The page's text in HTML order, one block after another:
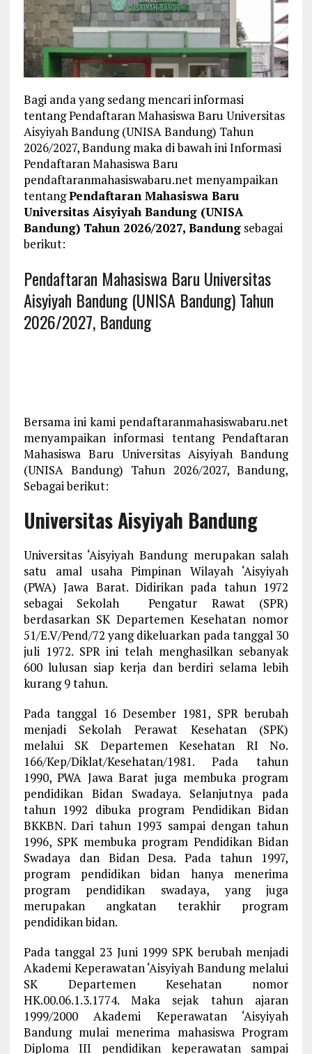
Bagi anda yang sedang mencari informasi
tentang Pendaftaran Mahasiswa Baru Universitas
Aisyiyah Bandung (UNISA Bandung) Tahun
2026/2027, Bandung maka di bawah ini Informasi
Pendaftaran Mahasiswa Baru
pendaftaranmahasiswabaru.net menyampaikan
tentangPendaftaran Mahasiswa Baru
Universitas Aisyiyah Bandung (UNISA
Bandung) Tahun 2026/2027, Bandungsebagai
berikut:
Pendaftaran Mahasiswa Baru Universitas
Aisyiyah Bandung (UNISA Bandung) Tahun
2026/2027, Bandung
Bersama ini kami pendaftaranmahasiswabaru.net
menyampaikan informasi tentang Pendaftaran
Mahasiswa Baru Universitas Aisyiyah Bandung
(UNISA Bandung) Tahun 2026/2027, Bandung,
Sebagai berikut:
Universitas Aisyiyah Bandung
Universitas ‘Aisyiyah Bandung merupakan salah
satu amal usaha Pimpinan Wilayah ‘Aisyiyah
(PWA) Jawa Barat. Didirikan pada tahun 1972
sebagai Sekolah Pengatur Rawat (SPR)
berdasarkan SK Departemen Kesehatan nomor
51/E.V/Pend/72 yang dikeluarkan pada tanggal 30
juli 1972. SPR ini telah menghasilkan sebanyak
600 lulusan siap kerja dan berdiri selama lebih
kurang 9 tahun.
Pada tanggal 16 Desember 1981, SPR berubah
menjadi Sekolah Perawat Kesehatan (SPK)
melalui SK Departemen Kesehatan RI No.
166/Kep/Diklat/Kesehatan/1981. Pada tahun
1990, PWA Jawa Barat juga membuka program
pendidikan Bidan Swadaya. Selanjutnya pada
tahun 1992 dibuka program Pendidikan Bidan
BKKBN. Dari tahun 1993 sampai dengan tahun
1996, SPK membuka program Pendidikan Bidan
Swadaya dan Bidan Desa. Pada tahun 1997,
program pendidikan bidan hanya menerima
program pendidikan swadaya, yang juga
merupakan angkatan terakhir program
pendidikan bidan.
Pada tanggal 23 Juni 1999 SPK berubah menjadi
Akademi Keperawatan ‘Aisyiyah Bandung melalui
SK Departemen Kesehatan nomor
HK.00.06.1.3.1774. Maka sejak tahun ajaran
1999/2000 Akademi Keperawatan ‘Aisyiyah
Bandung mulai menerima mahasiswa Program
Diploma III pendidikan keperawatan sampai